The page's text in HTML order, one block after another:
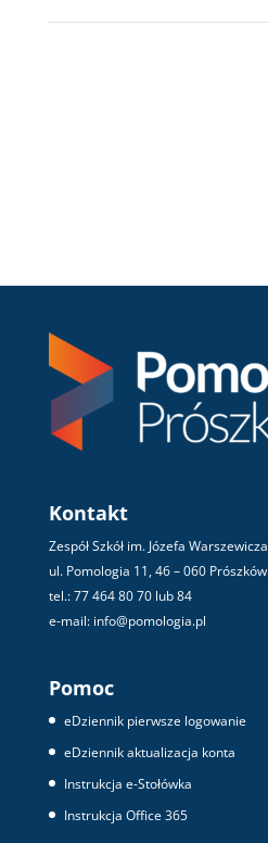
Kontakt
Zespół Szkół im. Józefa Warszewicza
ul. Pomologia 11, 46 – 060 Prószków
tel.: 77 464 80 70 lub 84
e-mail: info@pomologia.pl
Pomoc
eDziennik pierwsze logowanie
eDziennik aktualizacja konta
Instrukcja e-Stołówka
Instrukcja Office 365